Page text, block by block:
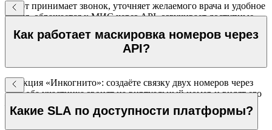
Робот принимает звонок, уточняет желаемого врача и удобное
время, обращается к МИС через API, озвучивает доступные
слоты и записывает пациента — без участия оператора. Все
данные фиксируются в медицинской системе.
Как работает маскировка номеров через
API?
Функция «Инкогнито»: создаёте связку двух номеров через
API, оба участника звонят на виртуальный номер и видят его
— реальные контакты не раскрываются. Используется в
маркетплейсах, такси, доставке.
Какие SLA по доступности платформы?